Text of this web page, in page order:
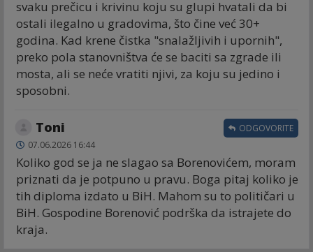
svaku prečicu i krivinu koju su glupi hvatali da bi
ostali ilegalno u gradovima, što čine već 30+
godina. Kad krene čistka "snalažljivih i upornih",
preko pola stanovništva će se baciti sa zgrade ili
mosta, ali se neće vratiti njivi, za koju su jedino i
sposobni.
Toni
07.06.2026 16:44
Koliko god se ja ne slagao sa Borenovićem, moram
priznati da je potpuno u pravu. Boga pitaj koliko je
tih diploma izdato u BiH. Mahom su to političari u
BiH. Gospodine Borenović podrška da istrajete do
kraja.
ODGOVORITE